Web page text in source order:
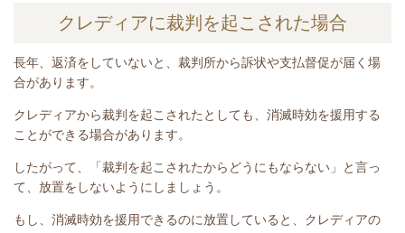
クレディアに裁判を起こされた場合
長年、 返済をしていないと
、裁判所から訴状や支払督促が届く場
合があります。
クレディアから裁判を起こされたとしても、消滅時効を援用する
ことができる場合があります。
したがって、「裁判を起こされたからどうにもならない」と言っ
て、放置をしないようにしましょう。
もし、消滅時効を援用できるのに放置していると、クレディアの